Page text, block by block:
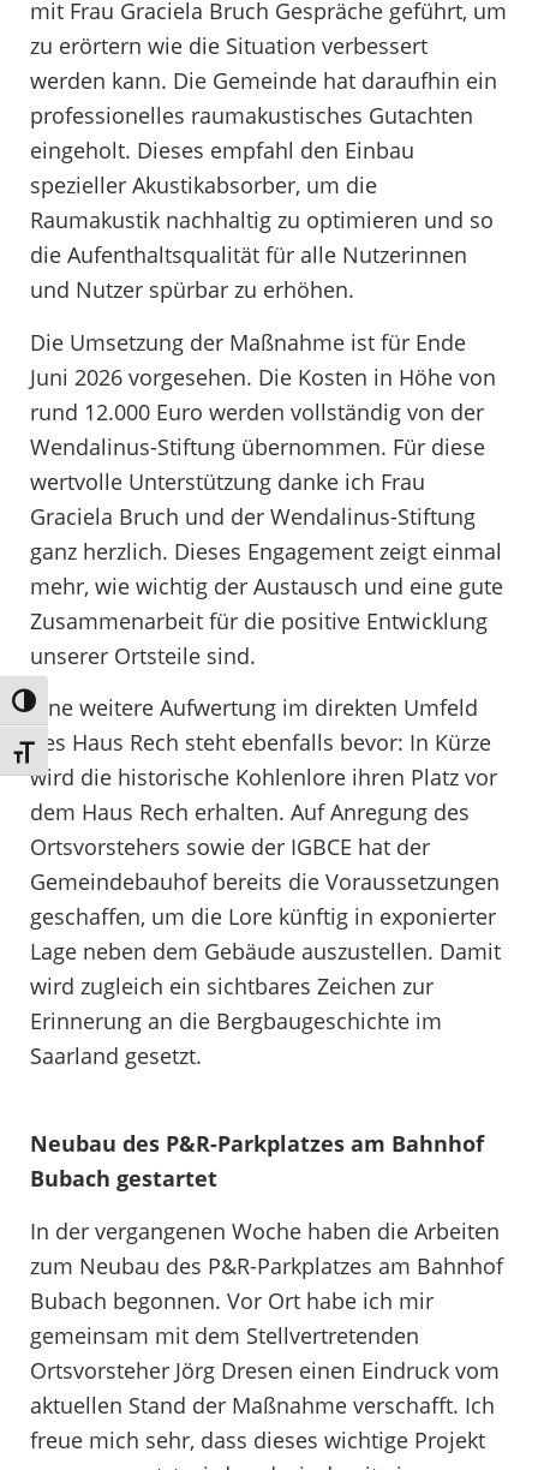
Umschalten auf hohe Kontraste
Schrift vergrößern
mit Frau Graciela Bruch Gespräche geführt, um
zu erörtern wie die Situation verbessert
werden kann. Die Gemeinde hat daraufhin ein
professionelles raumakustisches Gutachten
eingeholt. Dieses empfahl den Einbau
spezieller Akustikabsorber, um die
Raumakustik nachhaltig zu optimieren und so
die Aufenthaltsqualität für alle Nutzerinnen
und Nutzer spürbar zu erhöhen.
Die Umsetzung der Maßnahme ist für Ende
Juni 2026 vorgesehen. Die Kosten in Höhe von
rund 12.000 Euro werden vollständig von der
Wendalinus-Stiftung übernommen. Für diese
wertvolle Unterstützung danke ich Frau
Graciela Bruch und der Wendalinus-Stiftung
ganz herzlich. Dieses Engagement zeigt einmal
mehr, wie wichtig der Austausch und eine gute
Zusammenarbeit für die positive Entwicklung
unserer Ortsteile sind.
Eine weitere Aufwertung im direkten Umfeld
des Haus Rech steht ebenfalls bevor: In Kürze
wird die historische Kohlenlore ihren Platz vor
dem Haus Rech erhalten. Auf Anregung des
Ortsvorstehers sowie der IGBCE hat der
Gemeindebauhof bereits die Voraussetzungen
geschaffen, um die Lore künftig in exponierter
Lage neben dem Gebäude auszustellen. Damit
wird zugleich ein sichtbares Zeichen zur
Erinnerung an die Bergbaugeschichte im
Saarland gesetzt.
Neubau des P&R-Parkplatzes am Bahnhof
Bubach gestartet
In der vergangenen Woche haben die Arbeiten
zum Neubau des P&R-Parkplatzes am Bahnhof
Bubach begonnen. Vor Ort habe ich mir
gemeinsam mit dem Stellvertretenden
Ortsvorsteher Jörg Dresen einen Eindruck vom
aktuellen Stand der Maßnahme verschafft. Ich
freue mich sehr, dass dieses wichtige Projekt